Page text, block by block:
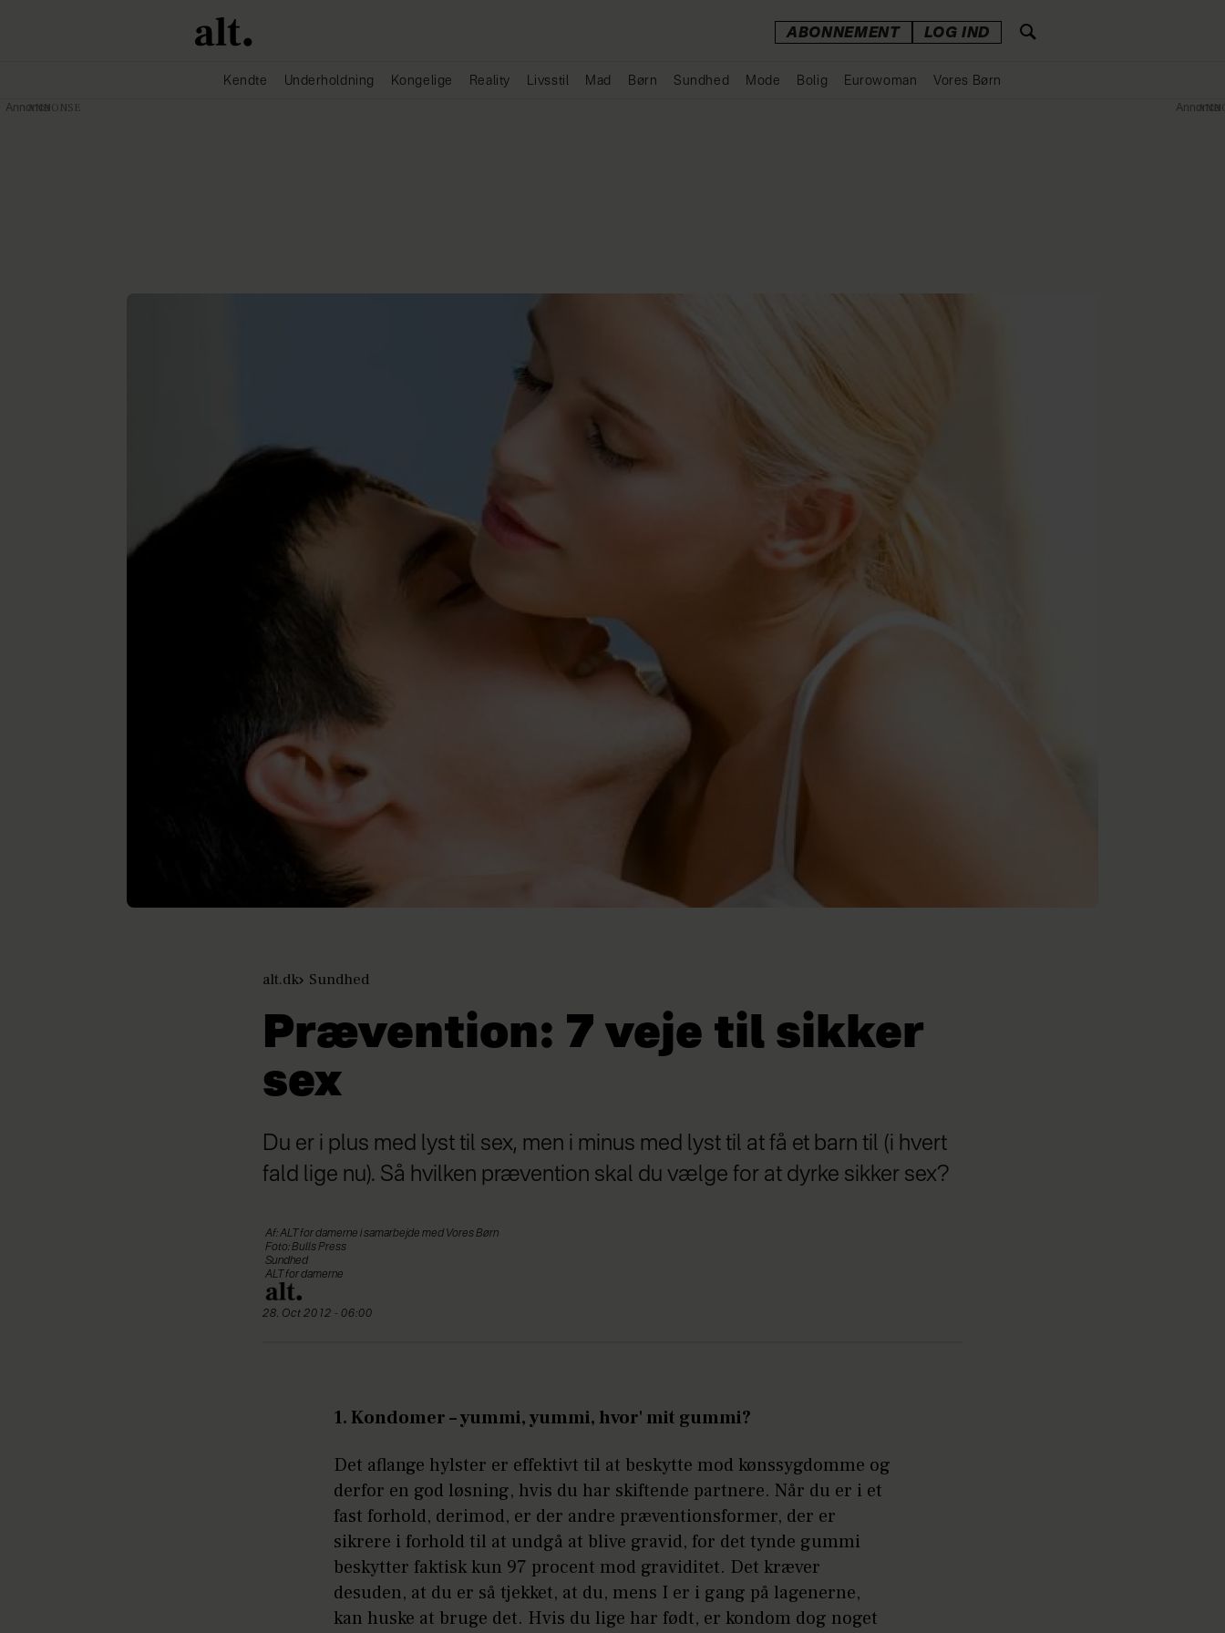
ABONNEMENT LOG IND
Kendte Underholdning Kongelige Reality Livsstil Mad Børn Sundhed Mode Bolig Eurowoman Vores Børn
alt.dk Sundhed
Prævention: 7 veje til sikker
sex
Du er i plus med lyst til sex, men i minus med lyst til at få et barn til (i hvert
fald lige nu). Så hvilken prævention skal du vælge for at dyrke sikker sex?
Af: ALT for damerne i samarbejde med Vores Børn
Foto: Bulls Press
Sundhed
ALT for damerne
28. Oct 2012 - 06:00
1. Kondomer – yummi, yummi, hvor' mit gummi?
Det aflange hylster er effektivt til at beskytte mod kønssygdomme og
derfor en god løsning, hvis du har skiftende partnere. Når du er i et
fast forhold, derimod, er der andre præventionsformer, der er
sikrere i forhold til at undgå at blive gravid, for det tynde gummi
beskytter faktisk kun 97 procent mod graviditet. Det kræver
desuden, at du er så tjekket, at du, mens I er i gang på lagenerne,
kan huske at bruge det. Hvis du lige har født, er kondom dog noget
Annonce Annonce